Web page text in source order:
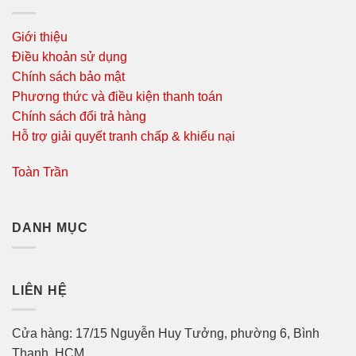
Giới thiệu
Điều khoản sử dụng
Chính sách bảo mật
Phương thức và điều kiện thanh toán
Chính sách đổi trả hàng
Hỗ trợ giải quyết tranh chấp & khiếu nại
Toàn Trần
DANH MỤC
LIÊN HỆ
Cửa hàng: 17/15 Nguyễn Huy Tưởng, phường 6, Bình